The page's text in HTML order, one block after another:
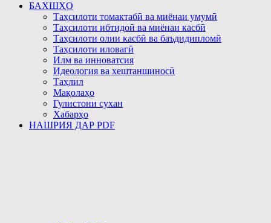
БАХШҲО
Таҳсилоти томактабӣ ва миёнаи умумӣ
Таҳсилоти ибтидоӣ ва миёнаи касбӣ
Таҳсилоти олии касбӣ ва баъдидипломӣ
Таҳсилоти иловагӣ
Илм ва инноватсия
Идеология ва хештаншиносӣ
Таҳлил
Мақолаҳо
Гулистони сухан
Хабарҳо
НАШРИЯ ДАР PDF